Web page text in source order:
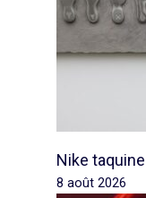
Nike
8 août 2026